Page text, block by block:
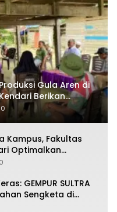
Gula Aren di
Berikan
Modern
0
Kampus, Fakultas
Optimalkan
Agribisnis
0
GEMPUR SULTRA
Sengketa di